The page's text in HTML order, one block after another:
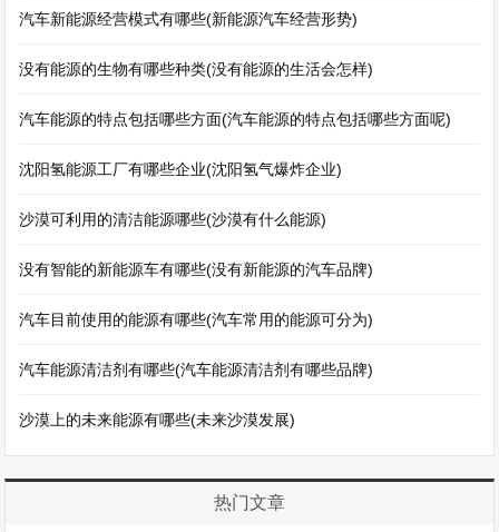
汽车新能源经营模式有哪些(新能源汽车经营形势)
没有能源的生物有哪些种类(没有能源的生活会怎样)
汽车能源的特点包括哪些方面(汽车能源的特点包括哪些方面呢)
沈阳氢能源工厂有哪些企业(沈阳氢气爆炸企业)
沙漠可利用的清洁能源哪些(沙漠有什么能源)
没有智能的新能源车有哪些(没有新能源的汽车品牌)
汽车目前使用的能源有哪些(汽车常用的能源可分为)
汽车能源清洁剂有哪些(汽车能源清洁剂有哪些品牌)
沙漠上的未来能源有哪些(未来沙漠发展)
热门文章